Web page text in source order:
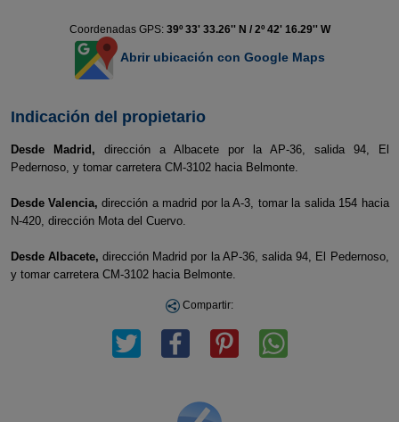
Coordenadas GPS: 39º 33' 33.26'' N / 2º 42' 16.29'' W
Abrir ubicación con Google Maps
Indicación del propietario
Desde Madrid, dirección a Albacete por la AP-36, salida 94, El
Pedernoso, y tomar carretera CM-3102 hacia Belmonte.
Desde Valencia,dirección a madrid por la A-3, tomar la salida 154 hacia
N-420, dirección Mota del Cuervo.
Desde Albacete, dirección Madrid por la AP-36, salida 94, El Pedernoso,
y tomar carretera CM-3102 hacia Belmonte.
Compartir: